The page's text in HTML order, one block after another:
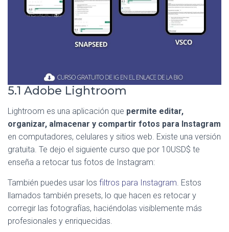
5.1 Adobe Lightroom
Lightroom es una aplicación que permite editar,
organizar, almacenar y compartir fotos para Instagram
en computadores, celulares y sitios web. Existe una versión
gratuita. Te dejo el siguiente curso que por 10USD$ te
enseña a retocar tus fotos de Instagram:
También puedes usar los filtros para Instagram. Estos
llamados también presets, lo que hacen es retocar y
corregir las fotografías, haciéndolas visiblemente más
profesionales y enriquecidas.